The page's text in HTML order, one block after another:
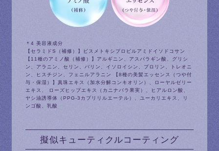
＊4 美容液成分
【セラミドS（補修）】ビスメトキシプロピルアミドイソドコサン
【11種のアミノ酸（補修）】アルギニン、アスパラギン酸、グリシ
ン、アラニン、セリン、バリン、イソロイシン、プロリン、トレオニ
ン、ヒスチジン、フェニルアラニン 【8種の美髪エッセンス（つや付
与・保湿）】真珠エキス（加水分解コンキオリン）、ローヤルゼリー
エキス、 ローズヒップエキス（カニナバラ果実）、ヒアルロン酸、
ヤシ油誘導体（PPG-3カプリリルエーテル）、ユーカリエキス、リ
ンゴ酸、乳酸
擬似キューティクルコーティング